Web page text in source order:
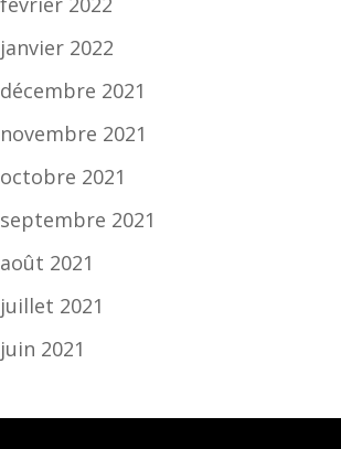
janvier 2022
décembre 2021
novembre 2021
octobre 2021
septembre 2021
août 2021
juillet 2021
juin 2021